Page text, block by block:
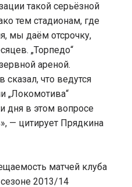
такой серьёзной
тем стадионам, где
мы даём отсрочку,
„Торпедо“
ареной.
что ведутся
„Локомотива“
дня в этом вопросе
— цитирует Прядкина
матчей клуба
2013/14